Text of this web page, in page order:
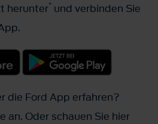
herunter* und verbinden Sie
die Ford App erfahren?
an. Oder schauen Sie hier